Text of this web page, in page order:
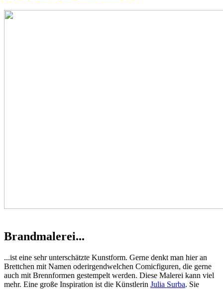
Brandmalerei...
...ist eine sehr unterschätzte Kunstform. Gerne denkt man hier an
Brettchen mit Namen oderirgendwelchen Comicfiguren, die gerne
auch mit Brennformen gestempelt werden. Diese Malerei kann viel
mehr. Eine große Inspiration ist die Künstlerin Julia Surba. Sie